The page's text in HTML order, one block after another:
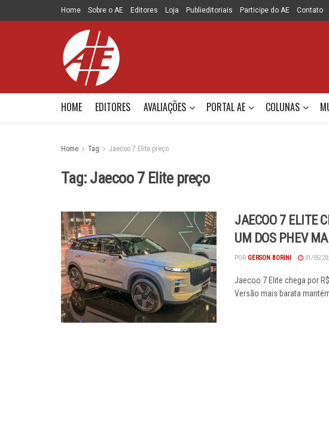
Home Sobre o AE Editores Loja Publieditoriais Participe do AE Contato
HOME EDITORES AVALIAÇÕES PORTAL AE COLUNAS
Home Tag Jaecoo 7 Elite preço
Tag: Jaecoo 7 Elite preço
JAECOO 7 ELITE
UM DOS PHEV
POR GERSON BORINI 01/05/
Jaecoo 7 Elite chega por
Versão mais barata mantém